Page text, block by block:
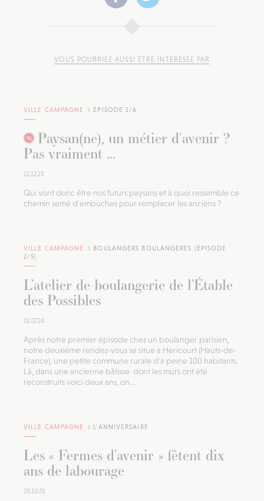
VOUS POURRIEZ AUSSI ÊTRE INTÉRESSÉ PAR
VILLE CAMPAGNE ÉPISODE 1/6
Paysan(ne), un métier d'avenir ?
Pas vraiment ...
11.12.23
Qui vont donc être nos futurs paysans et à quoi ressemble ce
chemin semé d'embuches pour remplacer les anciens ?
VILLE CAMPAGNE
BOULANGERS BOULANGÈRES (ÉPISODE
2/5)
L’atelier de boulangerie de l’Étable
des Possibles
02.07.24
Après notre premier épisode chez un boulanger parisien,
notre deuxième rendez-vous se situe à Héricourt (Hauts-de-
France), une petite commune rurale d'à peine 100 habitants.
Là, dans une ancienne bâtisse dont les murs ont été
reconstruits voici deux ans, on...
VILLE CAMPAGNE L'ANNIVERSAIRE
Les « Fermes d’avenir » fêtent dix
ans de labourage
05.10.23